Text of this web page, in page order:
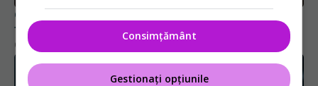
Ce trebuie să știi despre dezinfectanți. Cât de
toxici sunt
01 apr 2026, 14:06
Consimțământ
Gestionați opțiunile